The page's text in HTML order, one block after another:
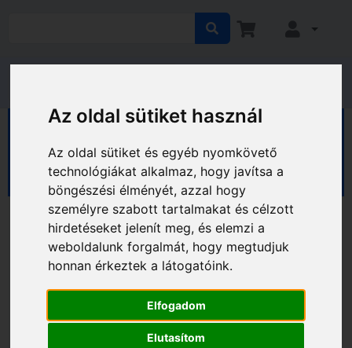
Az oldal sütiket használ
Az oldal sütiket és egyéb nyomkövető
technológiákat alkalmaz, hogy javítsa a
böngészési élményét, azzal hogy
személyre szabott tartalmakat és célzott
hirdetéseket jelenít meg, és elemzi a
weboldalunk forgalmát, hogy megtudjuk
honnan érkeztek a látogatóink.
Elfogadom
Elutasítom
Fű- és lombápolás
Fűnyírók
Fűnyíró traktorok